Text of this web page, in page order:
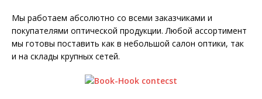
Мы работаем абсолютно со всеми заказчиками и
покупателями оптической продукции. Любой ассортимент
мы готовы поставить как в небольшой салон оптики, так
и на склады крупных сетей.